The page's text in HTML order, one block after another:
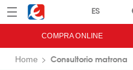
Menú Eroski
COMPRA ONLINE
Home Consultorio matrona